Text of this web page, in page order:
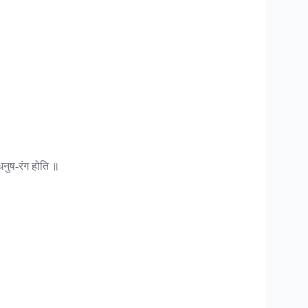
रंग होति ॥